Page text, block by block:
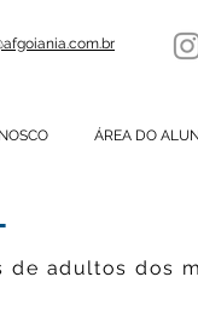
adultos dos
ÁREA DO